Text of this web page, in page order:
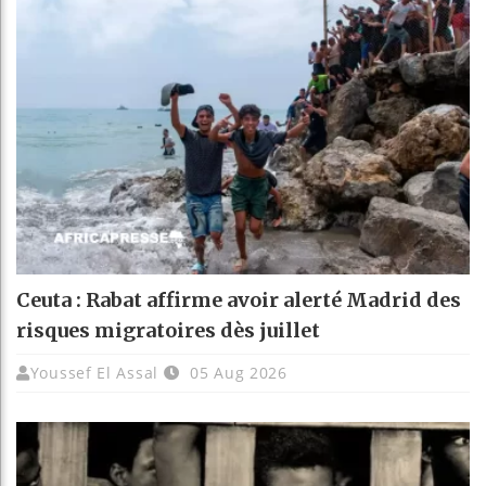
Ceuta : Rabat affirme avoir alerté Madrid des
risques migratoires dès juillet
Youssef El Assal 05 Aug 2026